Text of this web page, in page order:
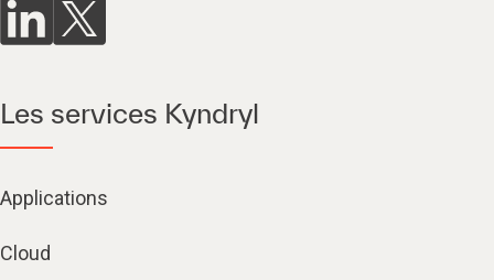
Les services Kyndryl
Applications
Cloud